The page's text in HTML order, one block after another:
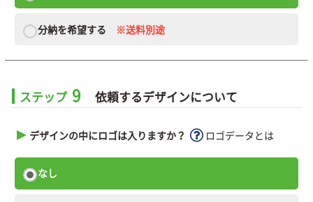
分納を希望する ※送料別途
ステップ 9 依頼するデザインについて
デザインの中にロゴは入りますか？ ロゴデータとは
なし